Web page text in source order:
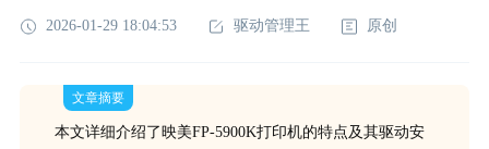
2026-01-29 18:04:53 驱动管理王 原创
文章摘要
本文详细介绍了映美FP-5900K打印机的特点及其驱动安